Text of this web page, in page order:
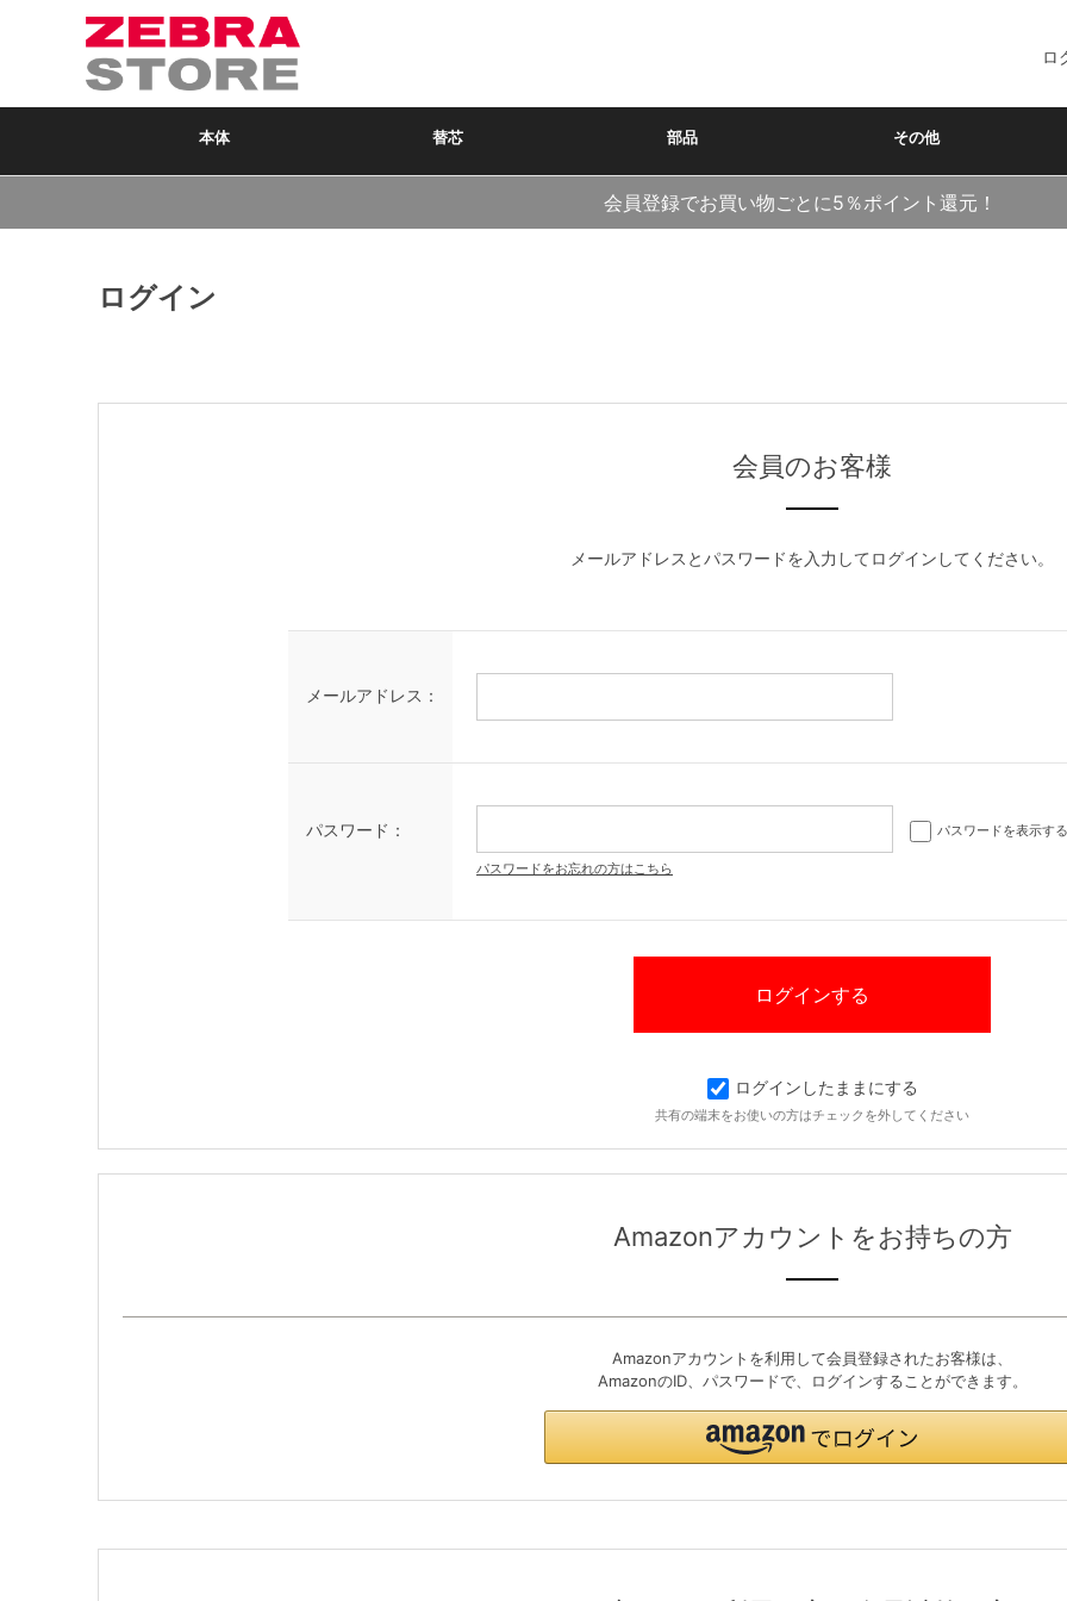
ロ
本体 替芯 部品 その他
会員登録でお買い物ごとに5％ポイント還元！
ログイン
会員のお客様
メールアドレスとパスワードを入力してログインしてください。
メールアドレス：
パスワード： パスワードを表示する
パスワードをお忘れの方はこちら
ログインしたままにする
共有の端末をお使いの方はチェックを外してください
Amazonアカウントをお持ちの方
Amazonアカウントを利用して会員登録されたお客様は、
AmazonのID、パスワードで、ログインすることができます。